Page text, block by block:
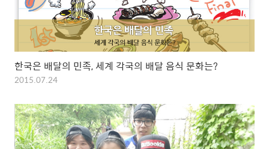
한국은 배달의 민족, 세계 각국의 배달 음식 문화는?
2015.07.24